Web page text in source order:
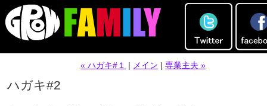
« ハガキ#１ | メイン | 専業主夫 »
ハガキ#2